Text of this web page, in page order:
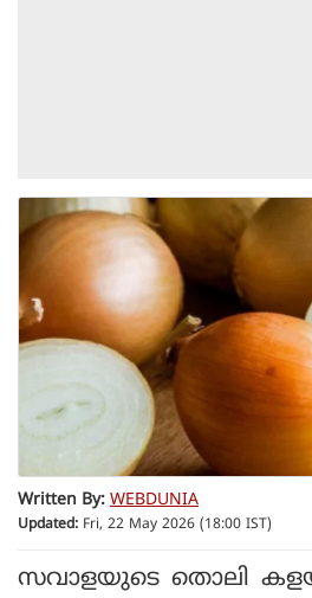
Written By: WEBDUNIA
Updated: Fri, 22 May 2026 (18:00 IST)
സവാളയുടെ തൊലി